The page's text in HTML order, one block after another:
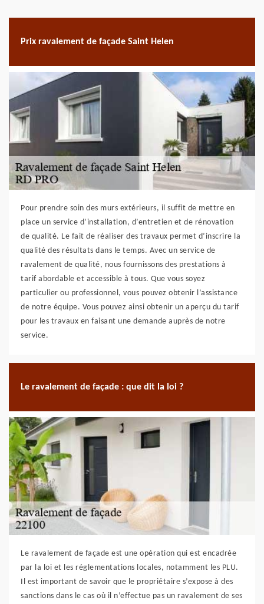
Prix ravalement de façade Saint Helen
Pour prendre soin des murs extérieurs, il suffit de mettre en
place un service d’installation, d’entretien et de rénovation
de qualité. Le fait de réaliser des travaux permet d’inscrire la
qualité des résultats dans le temps. Avec un service de
ravalement de qualité, nous fournissons des prestations à
tarif abordable et accessible à tous. Que vous soyez
particulier ou professionnel, vous pouvez obtenir l’assistance
de notre équipe. Vous pouvez ainsi obtenir un aperçu du tarif
pour les travaux en faisant une demande auprès de notre
service.
Le ravalement de façade : que dit la loi ?
Le ravalement de façade est une opération qui est encadrée
par la loi et les réglementations locales, notamment les PLU.
Il est important de savoir que le propriétaire s’expose à des
sanctions dans le cas où il n’effectue pas un ravalement de ses